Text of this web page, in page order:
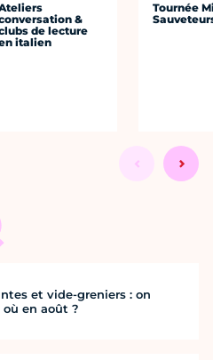
&
de lecture
italien
Tournée
et vide-greniers : on
en août ?